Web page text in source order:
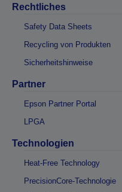
Rechtliches
Safety Data Sheets
Recycling von Produkten
Sicherheitshinweise
Partner
Epson Partner Portal
LPGA
Technologien
Heat-Free Technology
PrecisionCore-Technologie